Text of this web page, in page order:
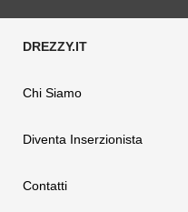
Chi Siamo
Diventa Inserzionista
Contatti